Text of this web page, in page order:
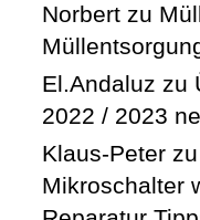
Norbert zu
El.Andaluz zu
2022 / 2023
Klaus-Peter zu
Mikroschalter